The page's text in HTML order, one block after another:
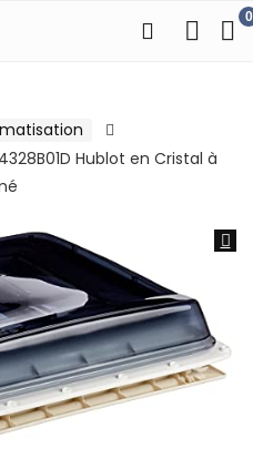
0
Hublot en Cristal à